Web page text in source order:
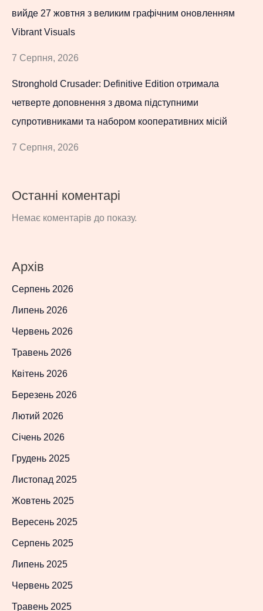
вийде 27 жовтня з великим графічним оновленням
Vibrant Visuals
7 Серпня, 2026
Stronghold Crusader: Definitive Edition отримала
четверте доповнення з двома підступними
супротивниками та набором кооперативних місій
7 Серпня, 2026
Останні коментарі
Немає коментарів до показу.
Архів
Серпень 2026
Липень 2026
Червень 2026
Травень 2026
Квітень 2026
Березень 2026
Лютий 2026
Січень 2026
Грудень 2025
Листопад 2025
Жовтень 2025
Вересень 2025
Серпень 2025
Липень 2025
Червень 2025
Травень 2025